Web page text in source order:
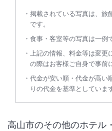
掲載されている写真は、旅
です。
食事・客室等の写真は一例
上記の情報、料金等は変更
の際はお客様ご自身で事前
代金が安い順・代金が高い
りの代金を基準としていま
高山市のその他のホテル